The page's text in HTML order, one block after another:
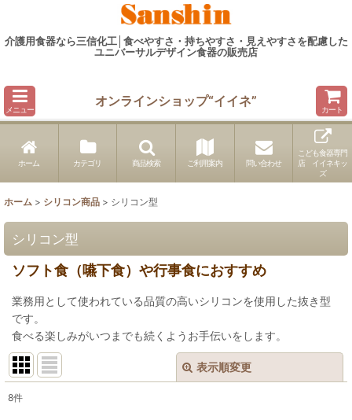
介護用食器なら三信化工│食べやすさ・持ちやすさ・見えやすさを配慮した
ユニバーサルデザイン食器の販売店
メニュー
オンラインショップ“イイネ”
カート
ホーム カテゴリ 商品検索 ご利用案内 問い合わせ
こども食器専門
店 イイネキッ
ズ
ホーム > シリコン商品 > シリコン型
シリコン型
ソフト食（嚥下食）や行事食におすすめ
業務用として使われている品質の高いシリコンを使用した抜き型
です。
食べる楽しみがいつまでも続くようお手伝いをします。
表示順変更
8件